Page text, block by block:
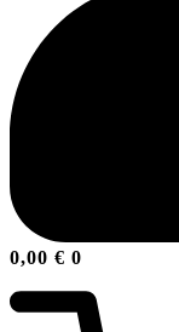
0,00 € 0